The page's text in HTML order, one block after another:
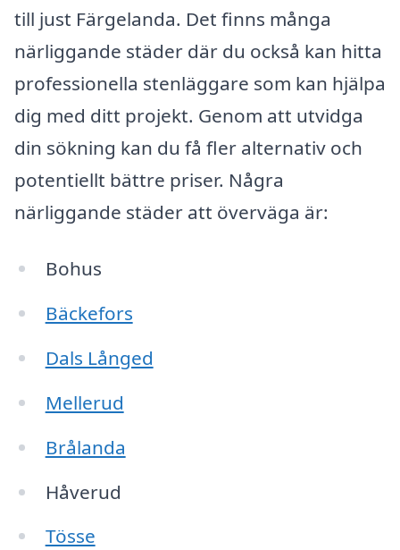
till just Färgelanda. Det finns många
närliggande städer där du också kan hitta
professionella stenläggare som kan hjälpa
dig med ditt projekt. Genom att utvidga
din sökning kan du få fler alternativ och
potentiellt bättre priser. Några
närliggande städer att överväga är:
Bohus
Bäckefors
Dals Långed
Mellerud
Brålanda
Håverud
Tösse